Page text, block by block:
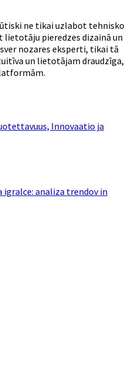
ne tikai uzlabot tehnisko
pieredzes dizainā un
nozares eksperti, tikai tā
un lietotājam draudzīga,
Innovaatio ja
analiza trendov in